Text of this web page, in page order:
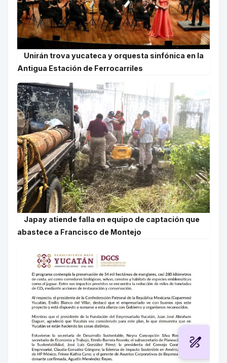
Unirán trova yucateca y orquesta sinfónica en la
Antigua Estación de Ferrocarriles
Japay atiende falla en equipo de captación que
abastece a Francisco de Montejo